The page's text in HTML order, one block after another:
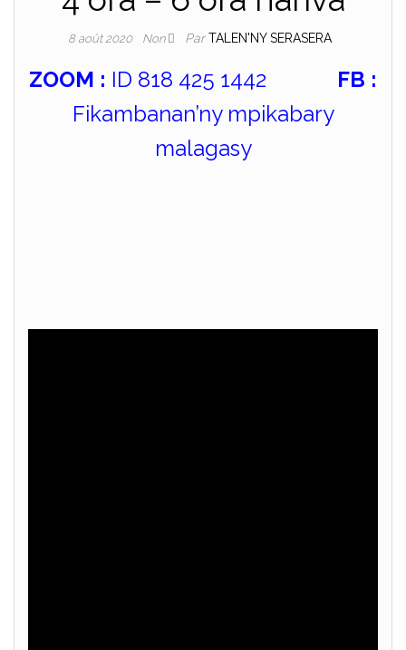
8 août 2020 Non ParTALEN'NY SERASERA
ZOOM : ID 818 425 1442 FB :
Fikambanan’ny mpikabary
malagasy